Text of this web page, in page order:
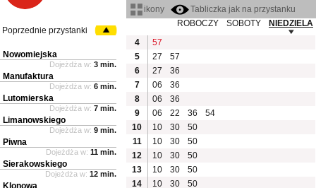
ikony
Tabliczka jak na przystanku
ROBOCZY
SOBOTY
NIEDZIELA
4
57
5
27
57
6
27
36
7
06
36
8
06
36
9
06 22 36
54
10
10 30
50
11
10 30
50
12
10 30
50
13
10 30
50
14
10 30 50
Poprzednie przystanki
Nowomiejska
Dojeżdża w: 3 min.
Manufaktura
Dojeżdża w: 6 min.
Lutomierska
Dojeżdża w: 7 min.
Limanowskiego
Dojeżdża w: 9 min.
Piwna
Dojeżdża w: 11 min.
Sierakowskiego
Dojeżdża w: 12 min.
Klonowa